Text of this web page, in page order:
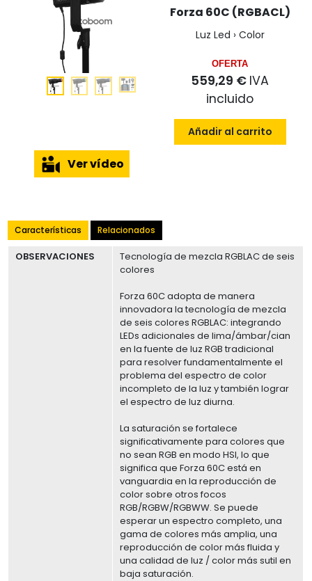
Ver vídeo
Forza 60C (RGBACL)
Luz Led › Color
OFERTA
559,29 € IVA
incluido
Añadir al carrito
Características Relacionados
OBSERVACIONES
Tecnología de mezcla RGBLAC de seis
colores
Forza 60C adopta de manera
innovadora la tecnología de mezcla
de seis colores RGBLAC: integrando
LEDs adicionales de lima/ámbar/cian
en la fuente de luz RGB tradicional
para resolver fundamentalmente el
problema del espectro de color
incompleto de la luz y también lograr
el espectro de luz diurna.
La saturación se fortalece
significativamente para colores que
no sean RGB en modo HSI, lo que
significa que Forza 60C está en
vanguardia en la reproducción de
color sobre otros focos
RGB/RGBW/RGBWW. Se puede
esperar un espectro completo, una
gama de colores más amplia, una
reproducción de color más fluida y
una calidad de luz / color más sutil en
baja saturación.